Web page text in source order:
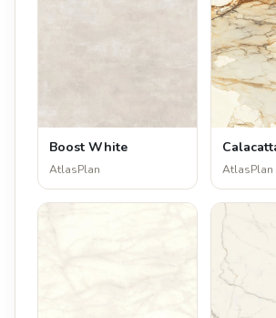
Boost White
AtlasPlan AtlasPlan